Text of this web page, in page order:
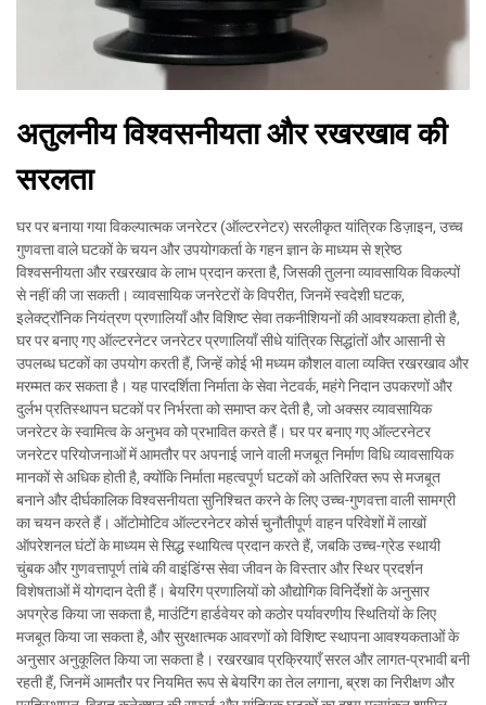
अतुलनीय विश्वसनीयता और रखरखाव की
सरलता
घर पर बनाया गया विकल्पात्मक जनरेटर (ऑल्टरनेटर) सरलीकृत यांत्रिक डिज़ाइन, उच्च
गुणवत्ता वाले घटकों के चयन और उपयोगकर्ता के गहन ज्ञान के माध्यम से श्रेष्ठ
विश्वसनीयता और रखरखाव के लाभ प्रदान करता है, जिसकी तुलना व्यावसायिक विकल्पों
से नहीं की जा सकती। व्यावसायिक जनरेटरों के विपरीत, जिनमें स्वदेशी घटक,
इलेक्ट्रॉनिक नियंत्रण प्रणालियाँ और विशिष्ट सेवा तकनीशियनों की आवश्यकता होती है,
घर पर बनाए गए ऑल्टरनेटर जनरेटर प्रणालियाँ सीधे यांत्रिक सिद्धांतों और आसानी से
उपलब्ध घटकों का उपयोग करती हैं, जिन्हें कोई भी मध्यम कौशल वाला व्यक्ति रखरखाव और
मरम्मत कर सकता है। यह पारदर्शिता निर्माता के सेवा नेटवर्क, महंगे निदान उपकरणों और
दुर्लभ प्रतिस्थापन घटकों पर निर्भरता को समाप्त कर देती है, जो अक्सर व्यावसायिक
जनरेटर के स्वामित्व के अनुभव को प्रभावित करते हैं। घर पर बनाए गए ऑल्टरनेटर
जनरेटर परियोजनाओं में आमतौर पर अपनाई जाने वाली मजबूत निर्माण विधि व्यावसायिक
मानकों से अधिक होती है, क्योंकि निर्माता महत्वपूर्ण घटकों को अतिरिक्त रूप से मजबूत
बनाने और दीर्घकालिक विश्वसनीयता सुनिश्चित करने के लिए उच्च-गुणवत्ता वाली सामग्री
का चयन करते हैं। ऑटोमोटिव ऑल्टरनेटर कोर्स चुनौतीपूर्ण वाहन परिवेशों में लाखों
ऑपरेशनल घंटों के माध्यम से सिद्ध स्थायित्व प्रदान करते हैं, जबकि उच्च-ग्रेड स्थायी
चुंबक और गुणवत्तापूर्ण तांबे की वाइंडिंग्स सेवा जीवन के विस्तार और स्थिर प्रदर्शन
विशेषताओं में योगदान देती हैं। बेयरिंग प्रणालियों को औद्योगिक विनिर्देशों के अनुसार
अपग्रेड किया जा सकता है, माउंटिंग हार्डवेयर को कठोर पर्यावरणीय स्थितियों के लिए
मजबूत किया जा सकता है, और सुरक्षात्मक आवरणों को विशिष्ट स्थापना आवश्यकताओं के
अनुसार अनुकूलित किया जा सकता है। रखरखाव प्रक्रियाएँ सरल और लागत-प्रभावी बनी
रहती हैं, जिनमें आमतौर पर नियमित रूप से बेयरिंग का तेल लगाना, ब्रश का निरीक्षण और